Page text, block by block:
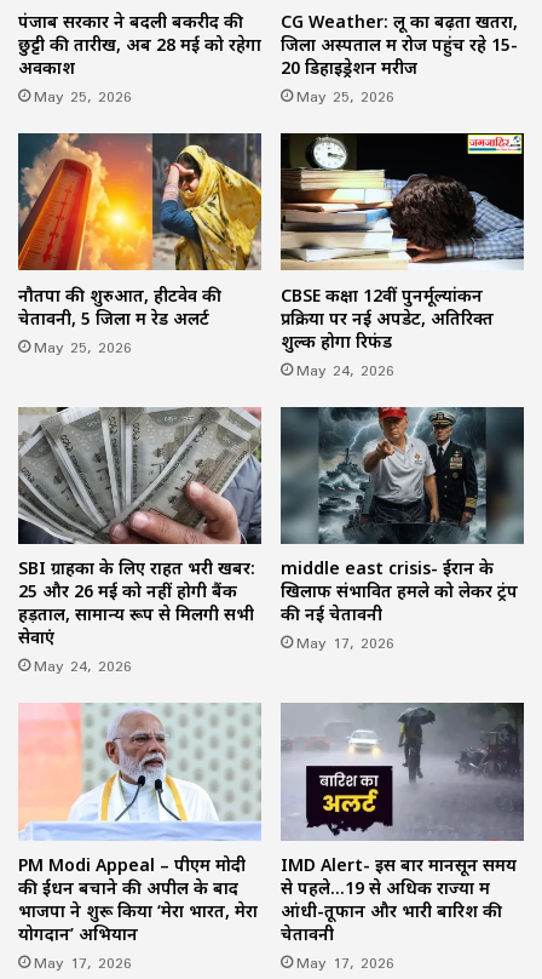
पंजाब सरकार ने बदली बकरीद की
छुट्टी की तारीख, अब 28 मई को रहेगा
अवकाश
May 25, 2026
CG Weather: लू का बढ़ता खतरा,
जिला अस्पताल में रोज पहुंच रहे 15-
20 डिहाइड्रेशन मरीज
May 25, 2026
नौतपा की शुरुआत, हीटवेव की
चेतावनी, 5 जिलों में रेड अलर्ट
May 25, 2026
CBSE कक्षा 12वीं पुनर्मूल्यांकन
प्रक्रिया पर नई अपडेट, अतिरिक्त
शुल्क होगा रिफंड
May 24, 2026
SBI ग्राहकों के लिए राहत भरी खबर:
25 और 26 मई को नहीं होगी बैंक
हड़ताल, सामान्य रूप से मिलेंगी सभी
सेवाएं
May 24, 2026
middle east crisis- ईरान के
खिलाफ संभावित हमले को लेकर ट्रंप
की नई चेतावनी
May 17, 2026
PM Modi Appeal – पीएम मोदी
की ईंधन बचाने की अपील के बाद
भाजपा ने शुरू किया ‘मेरा भारत, मेरा
योगदान’ अभियान
May 17, 2026
IMD Alert- इस बार मानसून समय
से पहले…19 से अधिक राज्यों में
आंधी-तूफान और भारी बारिश की
चेतावनी
May 17, 2026